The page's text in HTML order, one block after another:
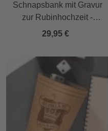
Schnapsbank mit Gravur
zur Rubinhochzeit -
personalisiert
29,95 €